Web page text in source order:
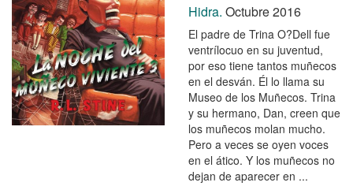
Hidra. Octubre 2016
El padre de Trina O?Dell fue
ventrílocuo en su juventud,
por eso tiene tantos muñecos
en el desván. Él lo llama su
Museo de los Muñecos. Trina
y su hermano, Dan, creen que
los muñecos molan mucho.
Pero a veces se oyen voces
en el ático. Y los muñecos no
dejan de aparecer en ...